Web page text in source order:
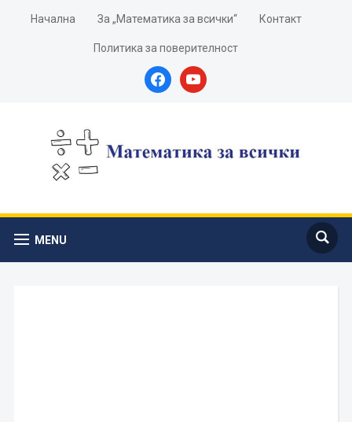
Начална За „Математика за всички“ Контакт
Политика за поверителност
facebookyoutube
MENU